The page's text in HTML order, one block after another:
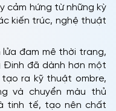
cảm hứng từ những kỳ
kiến trúc, nghệ thuật
đam mê thời trang,
Đinh đã dành hơn một
ra kỹ thuật ombre,
và chuyển màu thủ
tinh tế, tạo nên chất